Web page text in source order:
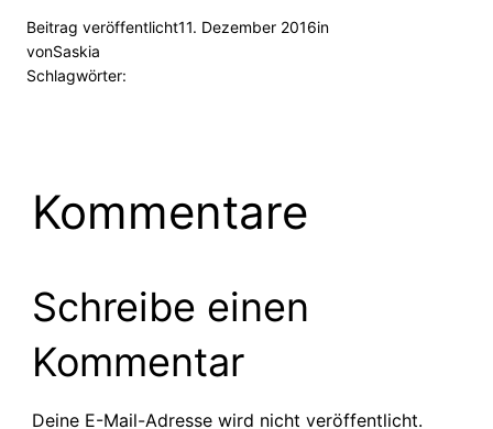
Beitrag veröffentlicht11. Dezember 2016in
vonSaskia
Schlagwörter:
Kommentare
Schreibe einen
Kommentar
Deine E-Mail-Adresse wird nicht veröffentlicht.